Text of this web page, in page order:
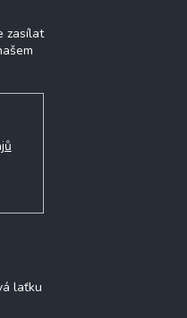
zasílat
laťku